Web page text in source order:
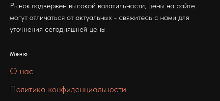
Рынок подвержен высокой волатильности, цены на сайте
могут отличаться от актуальных - свяжитесь с нами для
уточнения сегодняшней цены
Меню
О нас
Политика конфиденциальности